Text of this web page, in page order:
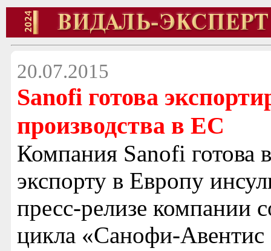
20.07.2015
Sanofi готова
производства в ЕС
Компания Sanofi готова
экспорту в Европу
пресс-релизе компании
цикла «Санофи-